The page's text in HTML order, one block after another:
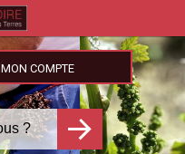
MON COMPTE